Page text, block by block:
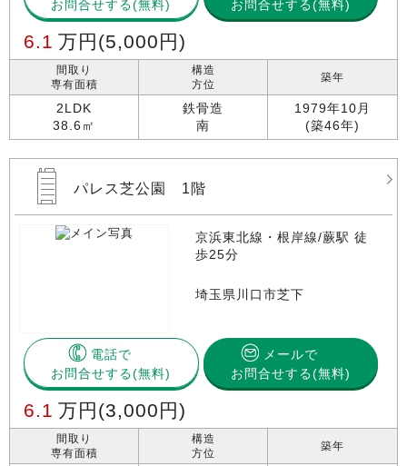
お問合せする
お問合せする(無料)
6.1 万円 (5,000円)
間取り
専有面積
2LDK
38.6㎡
構造
方位
鉄骨造
南
築年
1979年10月
(築46年)
パレス芝公園 1階
京浜東北線・根岸線/蕨駅 徒
歩25分
埼玉県川口市芝下
電話で
お問合せする
メールで
お問合せする(無料)
6.1 万円 (3,000円)
間取り
専有面積
構造
方位
築年